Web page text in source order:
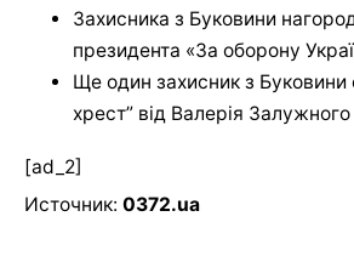
Захисника з Буковини
президента «За оборону
Ще один захисник з Буковини
хрест” від Валерія Залужного
[ad_2]
Источник: 0372.ua